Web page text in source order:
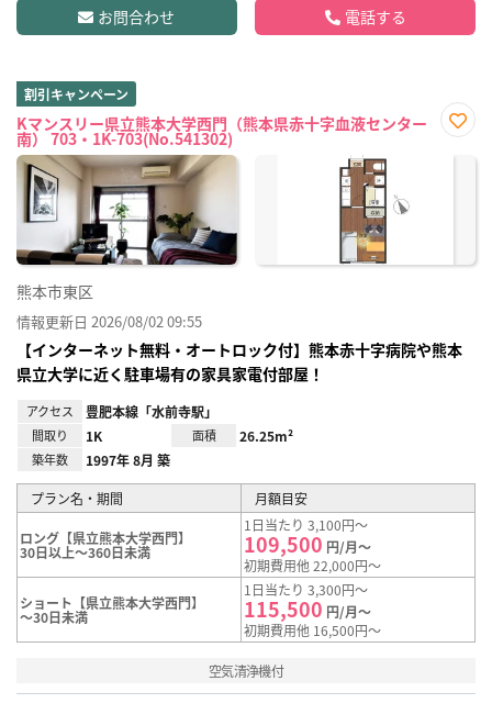
お問合わせ 電話する
割引キャンペーン
Kマンスリー県立熊本大学西門（熊本県赤十字血液センター
南） 703・1K-703(No.541302)
に入
熊本市東区
情報更新日 2026/08/02 09:55
【インターネット無料・オートロック付】熊本赤十字病院や熊本
県立大学に近く駐車場有の家具家電付部屋！
アクセス 豊肥本線「水前寺駅」
間取り 1K 面積 26.25m²
築年数 1997年 8月 築
プラン名・期間 月額目安
ロング【県立熊本大学西門】
30日以上～360日未満
1日当たり 3,100円～
109,500 円/月～
初期費用他 22,000円～
ショート【県立熊本大学西門】
～30日未満
1日当たり 3,300円～
115,500 円/月～
初期費用他 16,500円～
空気清浄機付